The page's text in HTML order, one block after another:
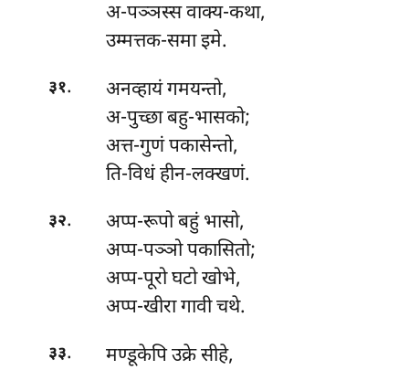
अ-पञ्ञस्स वाक्य-कथा,
उम्मत्तक-समा इमे.
३१.
अनव्हायं गमयन्तो,
अ-पुच्छा बहु-भासको;
अत्त-गुणं पकासेन्तो,
ति-विधं हीन-लक्खणं.
३२.
अप्प-रूपो बहुं भासो,
अप्प-पञ्ञो पकासितो;
अप्प-पूरो घटो खोभे,
अप्प-खीरा गावी चथे.
३३.
मण्डूकेपि उक्रे सीहे,